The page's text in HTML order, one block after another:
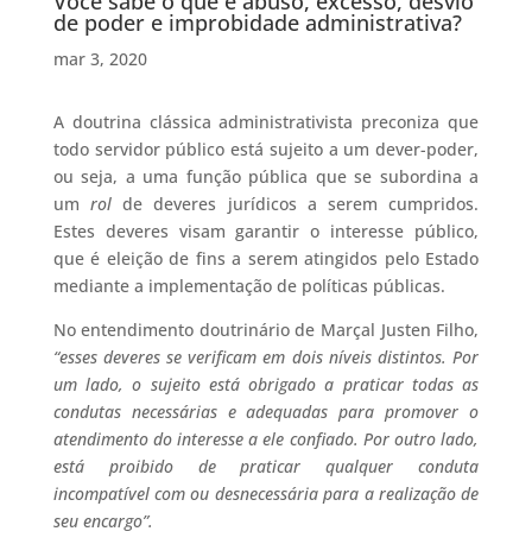
de poder e improbidade administrativa?
mar 3, 2020
A doutrina clássica administrativista preconiza que
todo servidor público está sujeito a um dever-poder,
ou seja, a uma função pública que se subordina a
um rol de deveres jurídicos a serem cumpridos.
Estes deveres visam garantir o interesse público,
que é eleição de fins a serem atingidos pelo Estado
mediante a implementação de políticas públicas.
No entendimento doutrinário de Marçal Justen Filho,
“esses deveres se verificam em dois níveis distintos. Por
um lado, o sujeito está obrigado a praticar todas as
condutas necessárias e adequadas para promover o
atendimento do interesse a ele confiado. Por outro lado,
está proibido de praticar qualquer conduta
incompatível com ou desnecessária para a realização de
seu encargo”.